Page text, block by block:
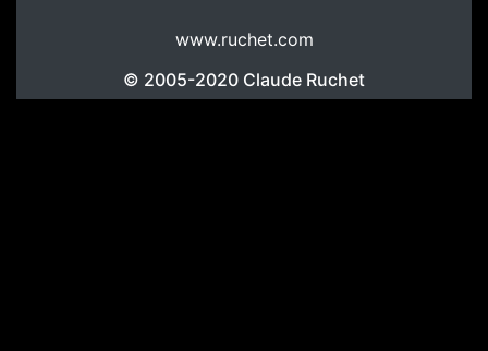
www.ruchet.com
© 2005-2020 Claude Ruchet